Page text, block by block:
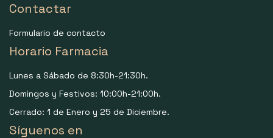
Contactar
Formulario de contacto
Horario Farmacia
Lunes a Sábado de 8:30h-21:30h.
Domingos y Festivos: 10:00h-21:00h.
Cerrado: 1 de Enero y 25 de Diciembre.
Síguenos en